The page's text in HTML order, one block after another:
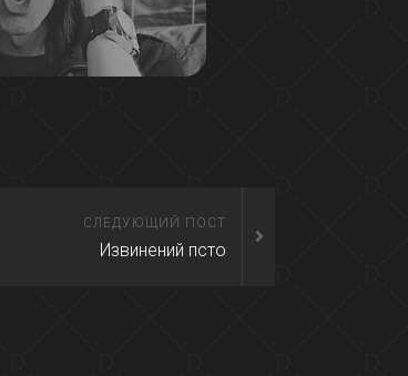
СЛЕДУЮЩИЙ ПОСТ
Извинений псто